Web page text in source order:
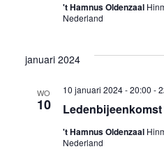
't Hamnus Oldenzaal
Nederland
januari 2024
WO
10 Ledenbijeenkomst
10 januari 2024 - 20:00 -
't Hamnus Oldenzaal
Nederland